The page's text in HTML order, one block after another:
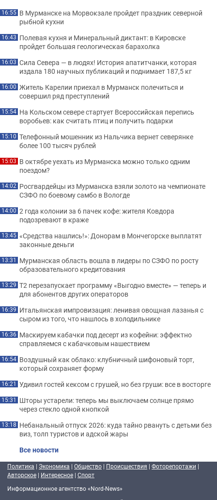
16:55 В Мурманске на Морвокзале пройдет праздник северной
рыбной кухни
16:43 Полевая кухня и Минеральный диктант: в Кировске
пройдет большая геологическая барахолка
16:03 Сила Севера — в людях! История апатитчанки, которая
издала 180 научных публикаций и поднимает 187,5 кг
16:00 Житель Карелии приехал в Мурманск полечиться и
совершил ряд преступлений
15:54 На Кольском севере стартует Всероссийская перепись
воробьев: как считать птиц и получить подарки
15:10 Телефонный мошенник из Нальчика вернет северянке
более 100 тысяч рублей
15:03 В октябре уехать из Мурманска можно только одним
поездом?
14:02 Росгвардейцы из Мурманска взяли золото на чемпионате
СЗФО по боевому самбо в Вологде
14:00 2 года колонии за 6 пачек кофе: жителя Ковдора
подозревают в краже
13:45 «Средства нашлись!»: Донорам в Мончегорске выплатят
законные деньги
13:31 Мурманская область вошла в лидеры по СЗФО по росту
образовательного кредитования
13:29 Т2 перезапускает программу «Выгодно вместе» — теперь и
для абонентов других операторов
16:39 Итальянская импровизация: ленивая овощная лазанья с
сыром из того, что нашлось в холодильнике
16:36 Маскируем кабачки под десерт из кофейни: эффектно
справляемся с кабачковым нашествием
16:54 Воздушный как облако: клубничный шифоновый торт,
который сохраняет форму
16:21 Удивил гостей кексом с грушей, но без груши: все в восторге
15:31 Шторы устарели: теперь мы выключаем солнце прямо
через стекло одной кнопкой
13:18 Небанальный отпуск 2026: куда тайно рвануть с детьми без
виз, толп туристов и адской жары
Все новости
Политика | Экономика | Общество | Происшествия | Фоторепортажи |
Авторское | Интересное | Спорт
Информационное агентство «Nord-News»